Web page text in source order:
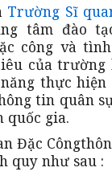
Trường Sĩ
tâm đào
công và
của trường
thực hiện
tin quân
quốc gia.
Đặc
quy như sau :